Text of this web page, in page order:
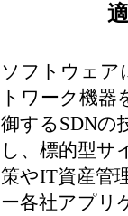
適
ソフトウェア
トワーク機器
御するSDNの
し、標的型サ
策やIT資産管
ー各社アプリ